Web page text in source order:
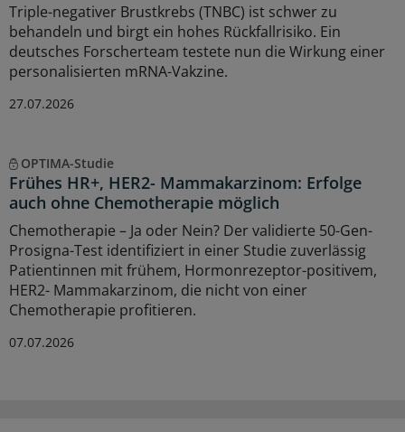
Triple-negativer Brustkrebs (TNBC) ist schwer zu
behandeln und birgt ein hohes Rückfallrisiko. Ein
deutsches Forscherteam testete nun die Wirkung einer
personalisierten mRNA-Vakzine.
27.07.2026
OPTIMA-Studie
Frühes HR+, HER2- Mammakarzinom: Erfolge
auch ohne Chemotherapie möglich
Chemotherapie – Ja oder Nein? Der validierte 50-Gen-
Prosigna-Test identifiziert in einer Studie zuverlässig
Patientinnen mit frühem, Hormonrezeptor-positivem,
HER2- Mammakarzinom, die nicht von einer
Chemotherapie profitieren.
07.07.2026